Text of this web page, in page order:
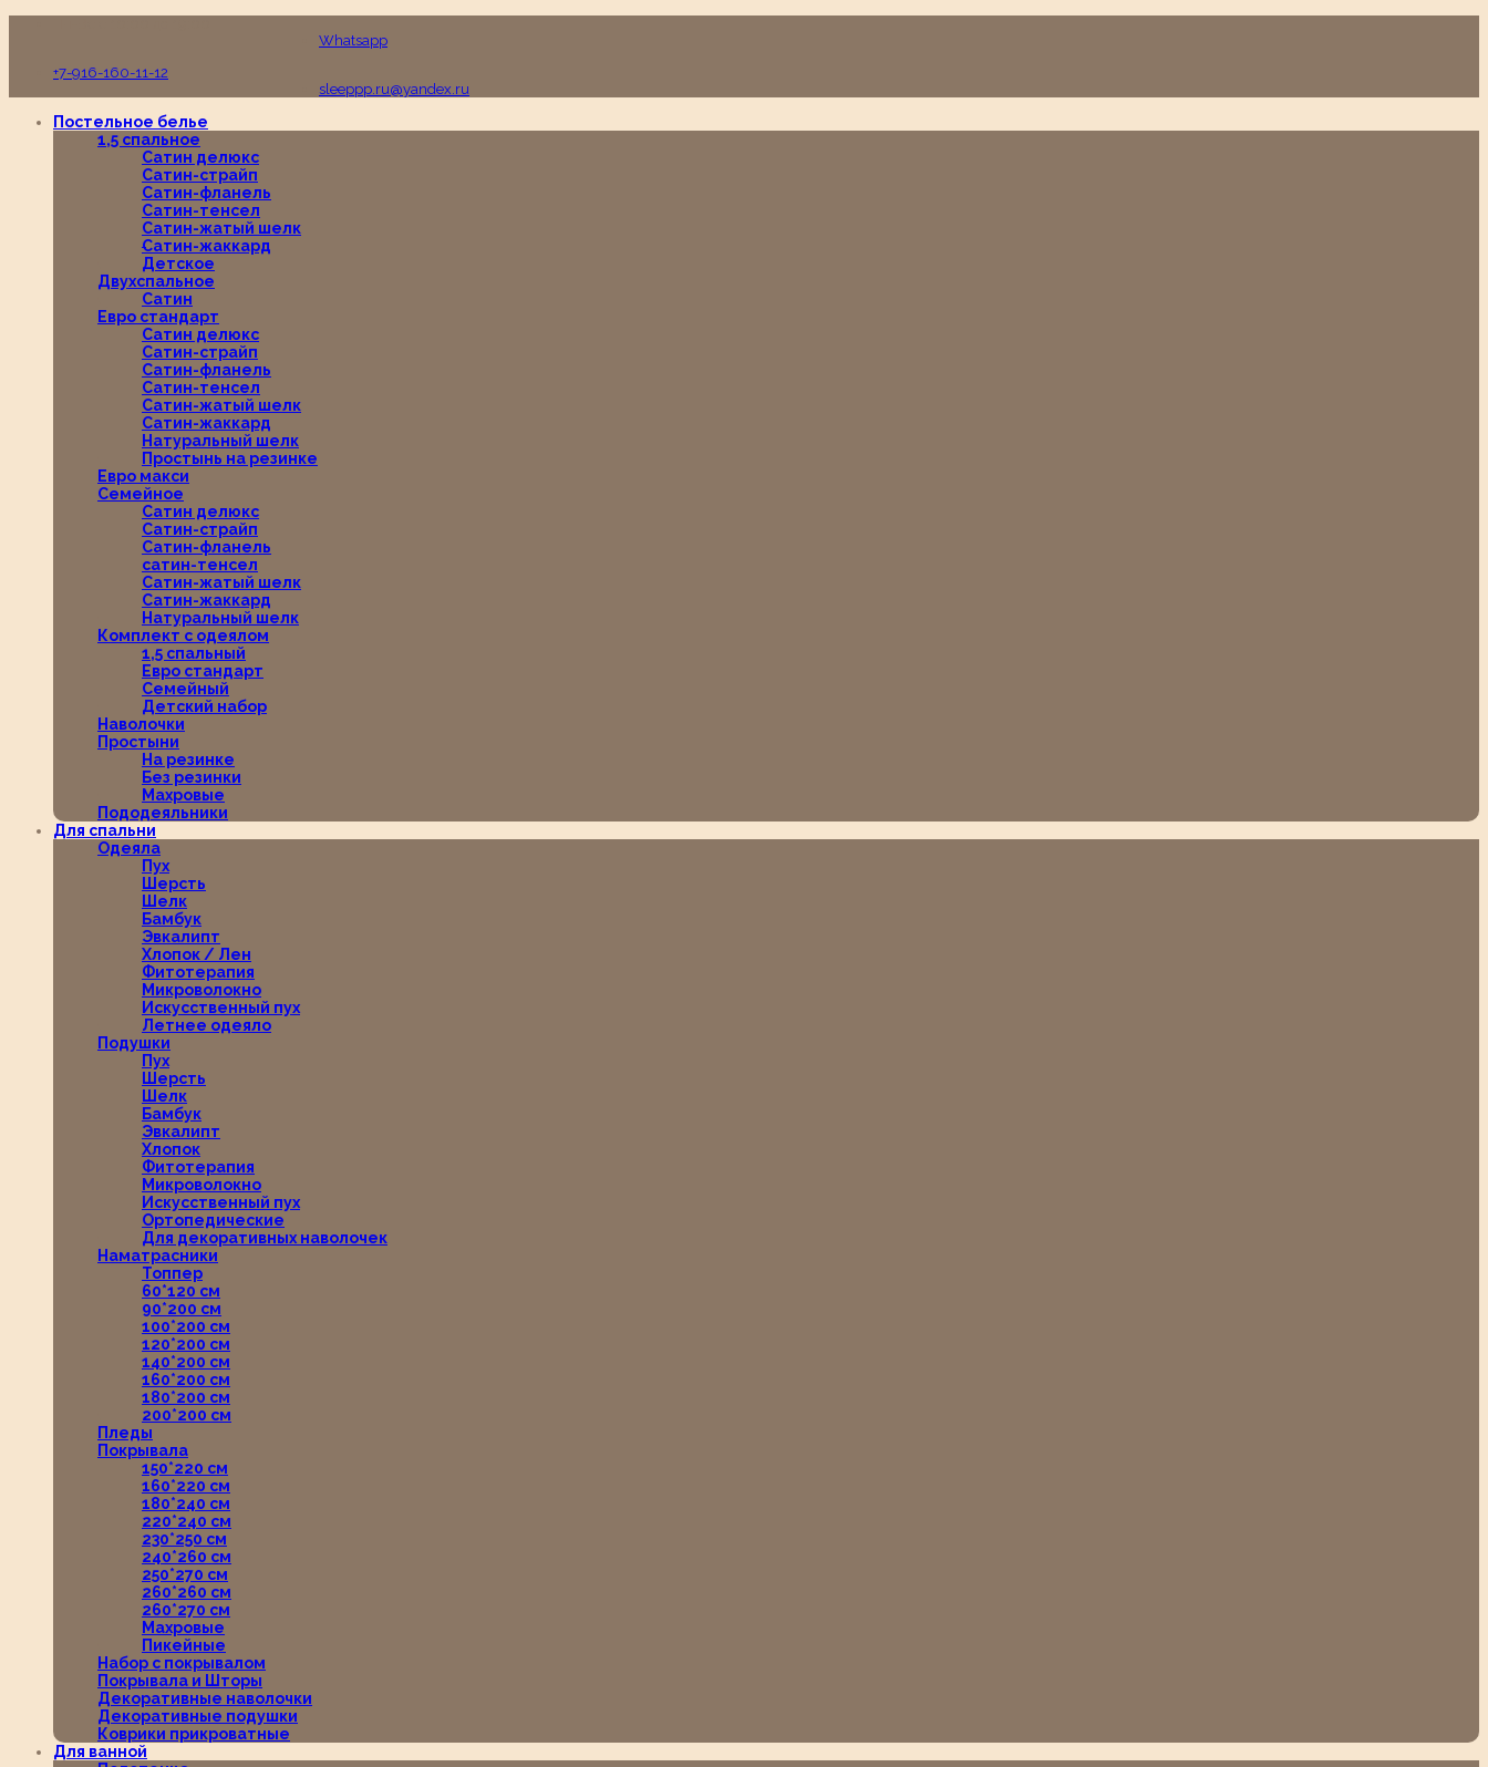
Whatsapp
+7-916-160-11-12
sleeppp.ru@yandex.ru
Постельное белье
1,5 спальное
Сатин делюкс
Сатин-страйп
Сатин-фланель
Сатин-тенсел
Сатин-жатый шелк
Сатин-жаккард
Детское
Двухспальное
Сатин
Евро стандарт
Сатин делюкс
Сатин-страйп
Сатин-фланель
Сатин-тенсел
Сатин-жатый шелк
Сатин-жаккард
Натуральный шелк
Простынь на резинке
Евро макси
Семейное
Сатин делюкс
Сатин-страйп
Сатин-фланель
сатин-тенсел
Сатин-жатый шелк
Сатин-жаккард
Натуральный шелк
Комплект с одеялом
1,5 спальный
Евро стандарт
Семейный
Детский набор
Наволочки
Простыни
На резинке
Без резинки
Махровые
Пододеяльники
Для спальни
Одеяла
Пух
Шерсть
Шелк
Бамбук
Эвкалипт
Хлопок / Лен
Фитотерапия
Микроволокно
Искусственный пух
Летнее одеяло
Подушки
Пух
Шерсть
Шелк
Бамбук
Эвкалипт
Хлопок
Фитотерапия
Микроволокно
Искусственный пух
Ортопедические
Для декоративных наволочек
Наматрасники
Топпер
60*120 см
90*200 см
100*200 см
120*200 см
140*200 см
160*200 см
180*200 см
200*200 см
Пледы
Покрывала
150*220 см
160*220 см
180*240 см
220*240 см
230*250 см
240*260 см
250*270 см
260*260 см
260*270 см
Махровые
Пикейные
Набор с покрывалом
Покрывала и Шторы
Декоративные наволочки
Декоративные подушки
Коврики прикроватные
Для ванной